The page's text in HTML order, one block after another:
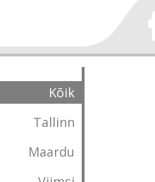
Kõik
Tallinn
Maardu